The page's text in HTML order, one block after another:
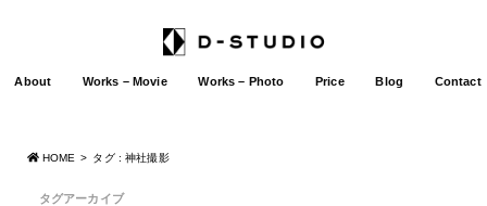
About Works – Movie Works – Photo Price Blog Contact
HOME タグ : 神社撮影
タグアーカイブ